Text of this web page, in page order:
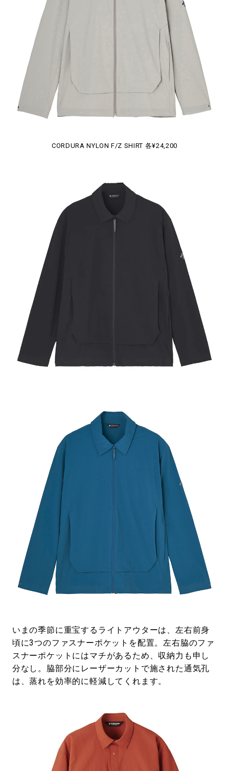
CORDURA NYLON F/Z SHIRT 各¥24,200
いまの季節に重宝するライトアウターは、左右前身
頃に3つのファスナーポケットを配置。左右脇のファ
スナーポケットにはマチがあるため、収納力も申し
分なし。脇部分にレーザーカットで施された通気孔
は、蒸れを効率的に軽減してくれます。